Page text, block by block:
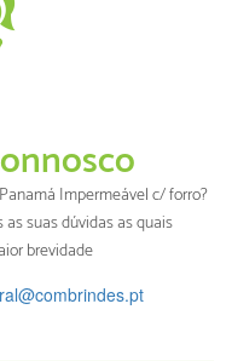
Impermeável c/ forro?
suas dúvidas as quais
brevidade